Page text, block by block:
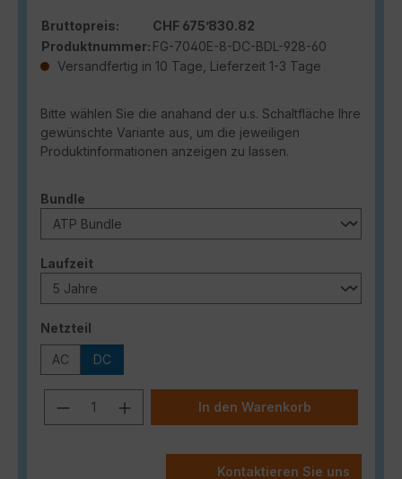
Bruttopreis:
CHF 675’830.82
Produktnummer: FG-7040E-8-DC-BDL-928-60
Versandfertig in 10 Tage, Lieferzeit 1-3 Tage
Bitte wählen Sie die anahand der u.s. Schaltfläche Ihre
gewünschte Variante aus, um die jeweiligen
Produktinformationen anzeigen zu lassen.
Bundle
Laufzeitauswählen
Netzteil
AC DC
Produkt Anzahl: Gib den
In den Warenkorb
Kontaktieren Sie uns